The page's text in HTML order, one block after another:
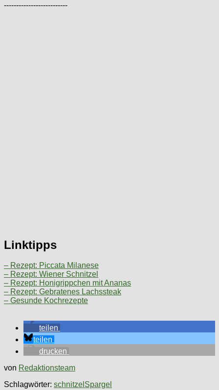
--------------------------
Linktipps
– Rezept: Piccata Milanese
– Rezept: Wiener Schnitzel
– Rezept: Honigrippchen mit Ananas
– Rezept: Gebratenes Lachssteak
– Gesunde Kochrezepte
teilen
teilen
drucken
von Redaktionsteam
Schlagwörter: schnitzel Spargel